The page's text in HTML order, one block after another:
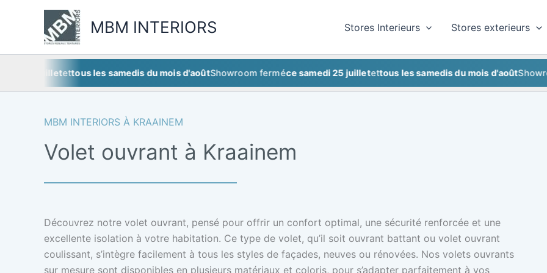
MBM INTERIORS Stores Interieurs Stores exterieurs
tous les samedis du mois d'aoûtShowroom ferméce samedi 25 juilletettous les samedis du mois d'aoûtShowroom
MBM INTERIORS À KRAAINEM
Volet ouvrant à Kraainem
Découvrez notre volet ouvrant, pensé pour offrir un confort optimal, une sécurité renforcée et une
excellente isolation à votre habitation. Ce type de volet, qu’il soit ouvrant battant ou volet ouvrant
coulissant, s’intègre facilement à tous les styles de façades, neuves ou rénovées. Nos volets ouvrants
sur mesure sont disponibles en plusieurs matériaux et coloris, pour s’adapter parfaitement à vos